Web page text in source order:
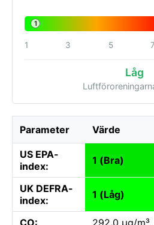
1
1 3 5 7
Låg
Parameter Värde
US EPA-
index:
1 (Bra)
UK DEFRA-
index:
1 (Låg)
CO:
292.0 µg/m³